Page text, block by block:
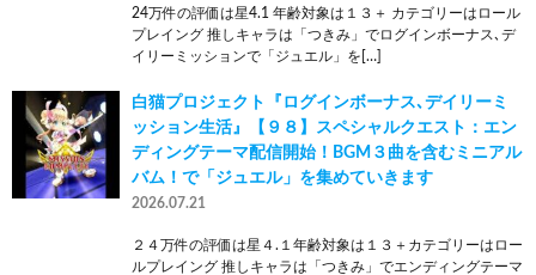
24万件の評価は星4.1 年齢対象は１３＋ カテゴリーはロール
プレイング 推しキャラは「つきみ」でログインボーナス､デ
イリーミッションで「ジュエル」を[…]
白猫プロジェクト『ログインボーナス､デイリーミ
ッション生活』【９８】スペシャルクエスト：エン
ディングテーマ配信開始！BGM３曲を含むミニアル
バム！で「ジュエル」を集めていきます
2026.07.21
２４万件の評価は星４.１年齢対象は１３＋カテゴリーはロー
ルプレイング 推しキャラは「つきみ」でエンディングテーマ